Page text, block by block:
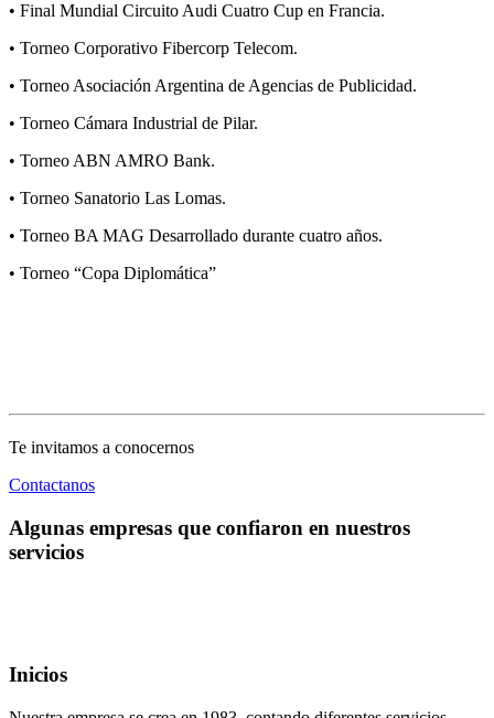
• Final Mundial Circuito Audi Cuatro Cup en Francia.
• Torneo Corporativo Fibercorp Telecom.
• Torneo Asociación Argentina de Agencias de Publicidad.
• Torneo Cámara Industrial de Pilar.
• Torneo ABN AMRO Bank.
• Torneo Sanatorio Las Lomas.
• Torneo BA MAG Desarrollado durante cuatro años.
• Torneo “Copa Diplomática”
Te invitamos a conocernos
Contactanos
Algunas empresas que confiaron en nuestros
servicios
Inicios